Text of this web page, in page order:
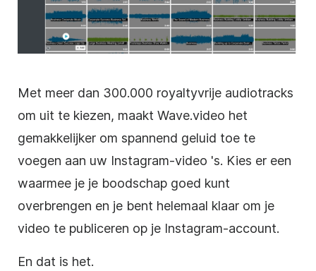
Met meer dan 300.000 royaltyvrije audiotracks
om uit te kiezen, maakt Wave.video het
gemakkelijker om spannend geluid toe te
voegen aan uw Instagram-video 's. Kies er een
waarmee je je boodschap goed kunt
overbrengen en je bent helemaal klaar om je
video te publiceren op je Instagram-account.
En dat is het.